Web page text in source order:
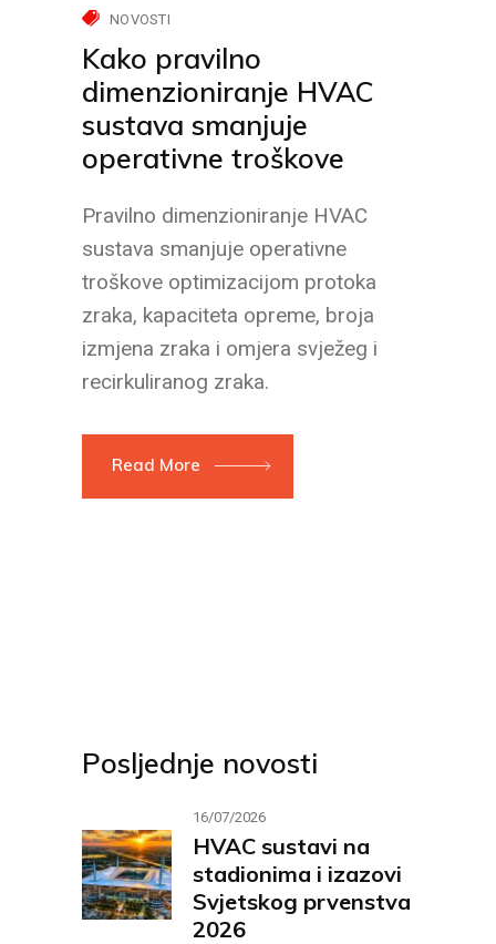
NOVOSTI
Kako pravilno
dimenzioniranje HVAC
sustava smanjuje
operativne troškove
Pravilno dimenzioniranje HVAC
sustava smanjuje operativne
troškove optimizacijom protoka
zraka, kapaciteta opreme, broja
izmjena zraka i omjera svježeg i
recirkuliranog zraka.
Read More
Posljednje novosti
16/07/2026
HVAC sustavi na
stadionima i izazovi
Svjetskog prvenstva
2026